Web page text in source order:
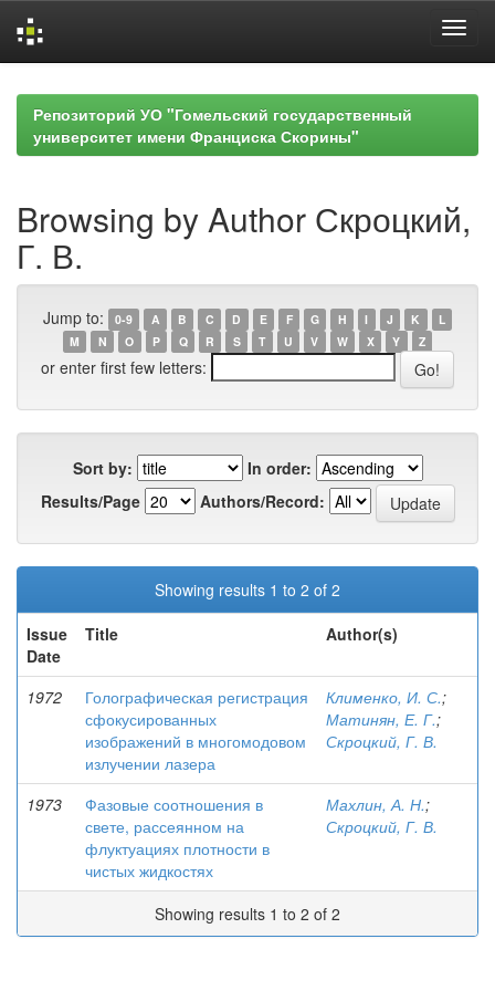
navigationРепозиторий УО "Гомельский государственный
университет имени Франциска Скорины"
Browsing by Author Скроцкий,
Г. В.
Jump to: 0-9 A B C D E F G H I J K
L
M
N O P Q R S T U V W X Y Z
or enter first few letters:
Sort by:
In order:
Results/Page
Authors/Record:
Showing results 1 to 2 of 2
Issue
Date
Title Author(s)
1972
Голографическая регистрация
сфокусированных
изображений в многомодовом
излучении лазера
Клименко, И. С.;
Матинян, Е. Г.;
Скроцкий, Г. В.
1973
Фазовые соотношения в
свете, рассеянном на
флуктуациях плотности в
чистых жидкостях
Махлин, А. Н.;
Скроцкий, Г. В.
Showing results 1 to 2 of 2